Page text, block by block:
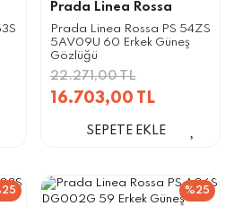
Prada Linea Rossa
Prada Linea Rossa PS 54ZS
5AV09U 60 Erkek Güneş
Gözlüğü
22.271,00 TL
16.703,00 TL
SEPETE EKLE
%25